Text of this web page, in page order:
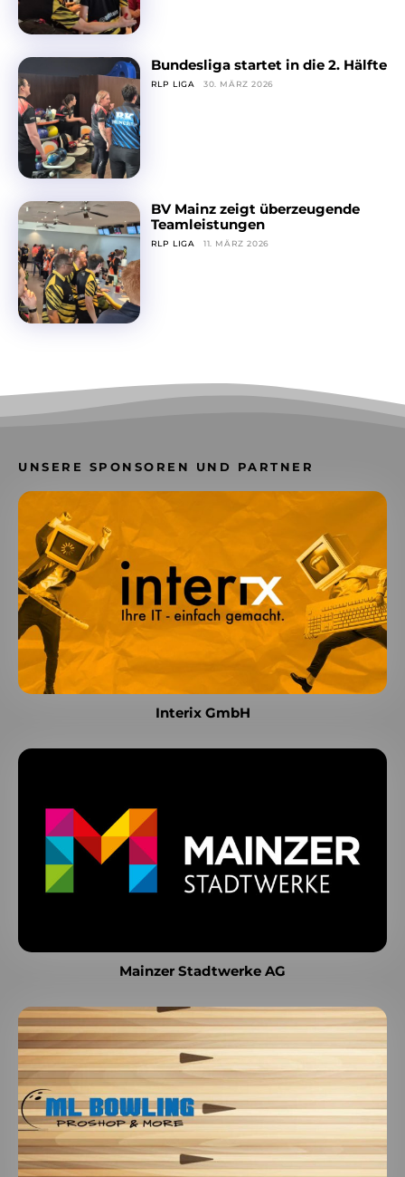
Bundesliga startet in die 2. Hälfte
RLP LIGA 30. MÄRZ 2026
BV Mainz zeigt überzeugende
Teamleistungen
RLP LIGA 11. MÄRZ 2026
UNSERE SPONSOREN UND PARTNER
Interix GmbH
Mainzer Stadtwerke AG